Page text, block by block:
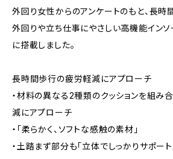
外回り女性からのアンケートのもと、長時
外回りや立ち仕事にやさしい高機能イン
に搭載しました。
長時間歩行の疲労軽減にアプローチ
・材料の異なる2種類のクッションを組み
減にアプローチ
・「柔らかく、ソフトな感触の素材」
・土踏まず部分も「立体でしっかりサポート